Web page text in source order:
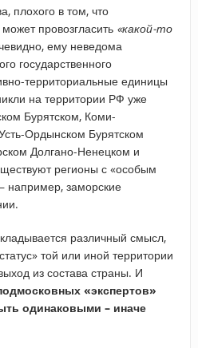
плохого в том, что
провозгласить «какой-то
ему неведома
государственного
территориальные единицы
на территории РФ уже
Бурятском, Коми-
Ордынском Бурятском
Долгано-Ненецком и
регионы с «особым
например, заморские
различный смысл,
той или иной территории
из состава страны. И
«экспертов»
одинаковыми – иначе